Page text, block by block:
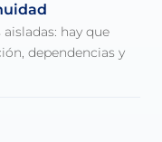
hay que
dependencias y